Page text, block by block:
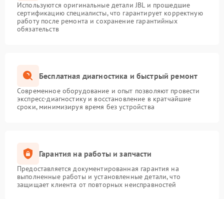
Используются оригинальные детали JBL и прошедшие
сертификацию специалисты, что гарантирует корректную
работу после ремонта и сохранение гарантийных
обязательств
Бесплатная диагностика и быстрый ремонт
Современное оборудование и опыт позволяют провести
экспресс-диагностику и восстановление в кратчайшие
сроки, минимизируя время без устройства
Гарантия на работы и запчасти
Предоставляется документированная гарантия на
выполненные работы и установленные детали, что
защищает клиента от повторных неисправностей